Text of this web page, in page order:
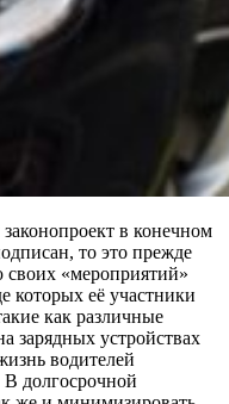
в конечном
то это прежде
«мероприятий»
которых её участники
как различные
зарядных устройствах
водителей
долгосрочной